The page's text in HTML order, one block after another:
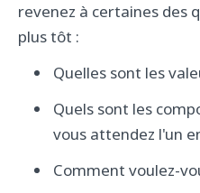
revenez à certaines des
plus tôt :
Quelles sont les
Quels sont les
vous attendez l'un
Comment voulez-